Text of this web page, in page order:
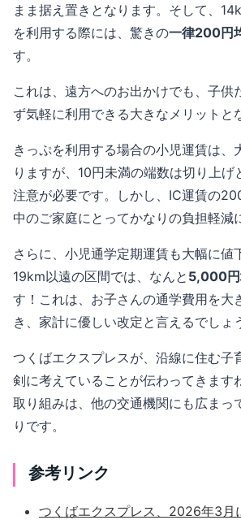
まま据え置きとなります。そして、
を利用する際には、驚きの一律200円
す。
これは、遠方へのお出かけでも、子供
ず気軽に利用できる大きなメリットと
きっぷを利用する場合の小児運賃は、
りますが、10円未満の端数は切り上げ
注意が必要です。しかし、IC運賃の
中のご家庭にとってかなりの負担軽減
さらに、小児通学定期運賃も大幅に値
19km以遠の区間では、なんと 5,000
す！これは、お子さんの通学費用を大
き、家計に優しい改定と言えるでしょ
つくばエクスプレスが、沿線に住む子
剣に考えていることが伝わってきます
取り組みは、他の交通機関にも広まっ
りです。
参考リンク
つくばエクスプレス、2026年3月